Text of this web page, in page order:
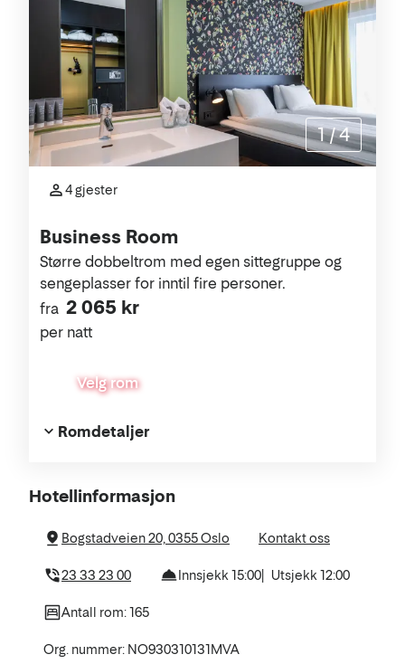
Business Room
fra 2 065 kr
per natt
Større dobbeltrom med egen sittegruppe og
sengeplasser for inntil fire personer.
Velg rom
4 gjester
Romdetaljer
1 /4
Om
hotellet
Hotellinformasjon
Bogstadveien 20, 0355 Oslo Kontakt oss
23 33 23 00 Innsjekk 15:00 Utsjekk 12:00
Antall rom: 165
Org. nummer: NO930310131MVA